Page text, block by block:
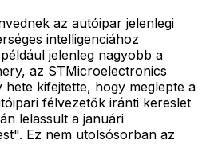
az autóipar jelenlegi
intelligenciához
jelenleg nagyobb a
az STMicroelectronics
hete kifejtette, hogy meglepte a
félvezetők iránti kereslet
lelassult a januári
Ez nem utolsósorban az